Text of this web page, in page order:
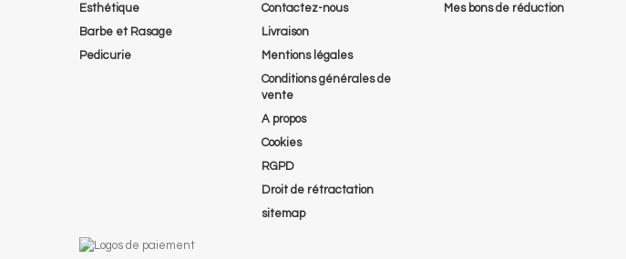
Esthétique
Barbe et Rasage
Pedicurie
Contactez-nous
Livraison
Mentions légales
Conditions générales de
vente
A propos
Cookies
RGPD
Droit de rétractation
sitemap
Mes bons de réduction